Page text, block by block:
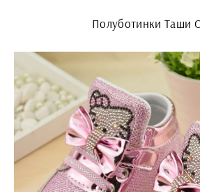
Полуботинки Таши